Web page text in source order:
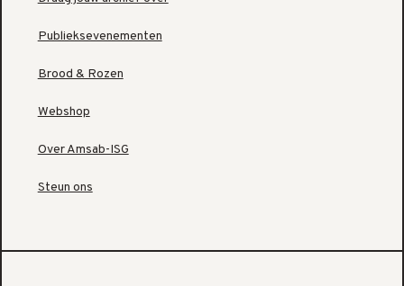
Publieksevenementen
Brood & Rozen
Webshop
Over Amsab-ISG
Steun ons